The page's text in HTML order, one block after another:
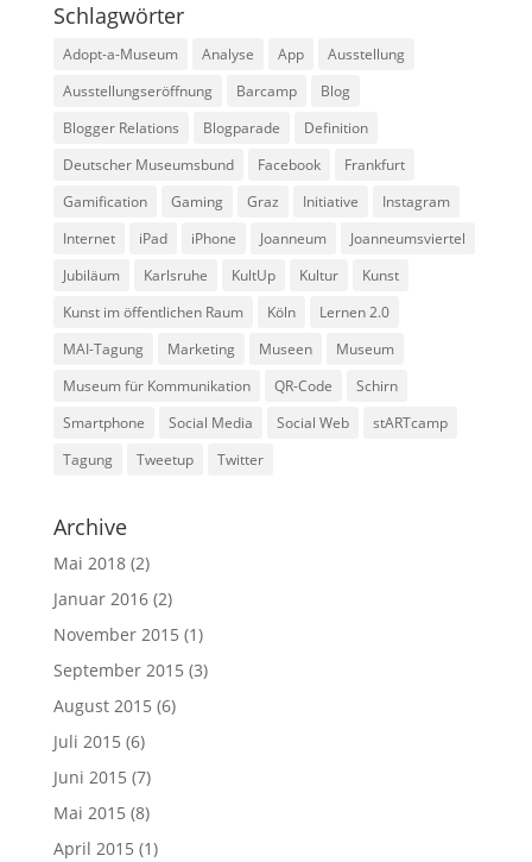
Schlagwörter
Adopt-a-Museum Analyse App
Ausstellung
Ausstellungseröffnung
Barcamp
Blog
Blogger Relations
Blogparade
Definition
Deutscher Museumsbund
Facebook
Frankfurt
Gamification
Gaming Graz Initiative
Instagram
Internet
iPad iPhone Joanneum
Joanneumsviertel
Jubiläum
Karlsruhe KultUp Kultur
Kunst
Kunst im öffentlichen Raum
Köln
Lernen 2.0
MAI-Tagung
Marketing Museen
Museum
Museum für Kommunikation
QR-Code
Schirn
Smartphone
Social Media Social Web
stARTcamp
Tagung
Tweetup Twitter
Archive
Mai 2018(2)
Januar 2016(2)
November 2015 (1)
September 2015 (3)
August 2015 (6)
Juli 2015 (6)
Juni 2015 (7)
Mai 2015 (8)
April 2015 (1)